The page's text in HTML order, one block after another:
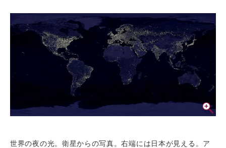
世界の夜の光。衛星からの写真。右端には日本が見える。ア